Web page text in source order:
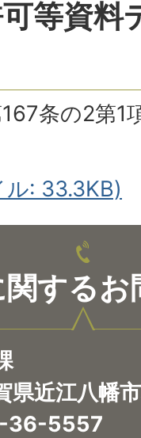
等資料
条の2第1
: 33.3KB)
するお
近江八幡
36-5557